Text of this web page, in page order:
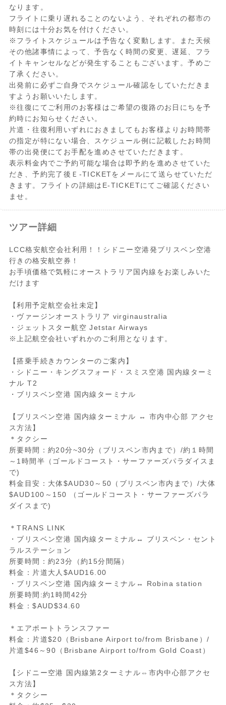
なります。
フライトに乗り遅れることのないよう、それぞれの都市の
時刻には十分お気を付けください。
※フライトスケジュールは予告なく変動します。また天候
その他諸事情によって、予告なく時間の変更、遅延、フラ
イトキャンセルなどが発生することもございます。予めご
了承ください。
出発前に必ずご自身でスケジュール確認をしていただきま
すようお願いいたします。
※往復にてご利用のお客様はご希望の復路のお日にちを予
約時にお知らせください。
片道・往復利用いずれにおきましてもお客様よりお時間帯
の指定が特にない場合、スケジュール例に記載したお時間
帯の出発便にてお手配を進めさせていただきます。
表示料金内でご予約可能な場合は即予約を進めさせていた
だき、予約完了後Ｅ-TICKETをメールにて送らせていただ
きます。フライトの詳細はE-TICKETにてご確認ください
ませ。
ツアー詳細
LCC格安航空会社利用！！シドニー空港発ブリスベン空港
行きの格安航空券！
お手頃価格で気軽にオーストラリア国内線をお楽しみいた
だけます
【利用予定航空会社未定】
・ヴァージンオーストラリア virginaustralia
・ジェットスター航空 Jetstar Airways
※上記航空会社いずれかのご利用となります。
【搭乗手続きカウンターのご案内】
・シドニー・キングスフォード・スミス空港 国内線ターミ
ナル T2
・ブリスベン空港 国内線ターミナル
【ブリスベン空港 国内線ターミナル ↔ 市内中心部 アクセ
ス方法】
＊タクシー
所要時間：約20分~30分（ブリスベン市内まで）/約１時間
～1時間半（ゴールドコースト・サーファーズパラダイスま
で)
料金目安：大体$AUD30～50（ブリスベン市内まで）/大体
$AUD100～150 （ゴールドコースト・サーファーズパラ
ダイスまで)
＊TRANS LINK
・ブリスベン空港 国内線ターミナル↔ ブリスベン・セント
ラルステーション
所要時間：約23分（約15分間隔）
料金：片道大人$AUD16.00
・ブリスベン空港 国内線ターミナル↔ Robina station
所要時間:約1時間42分
料金：$AUD$34.60
＊エアポートトランスファー
料金：片道$20（Brisbane Airport to/from Brisbane）/
片道$46～90（Brisbane Airport to/from Gold Coast）
【シドニー空港 国内線第2ターミナル⇔市内中心部アクセ
ス方法】
＊タクシー